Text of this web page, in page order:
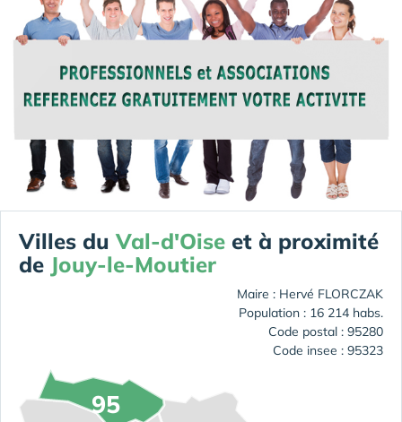
Villes du Val-d'Oise et à proximité
de Jouy-le-Moutier
Maire : Hervé FLORCZAK
Population : 16 214 habs.
Code postal : 95280
Code insee : 95323
95